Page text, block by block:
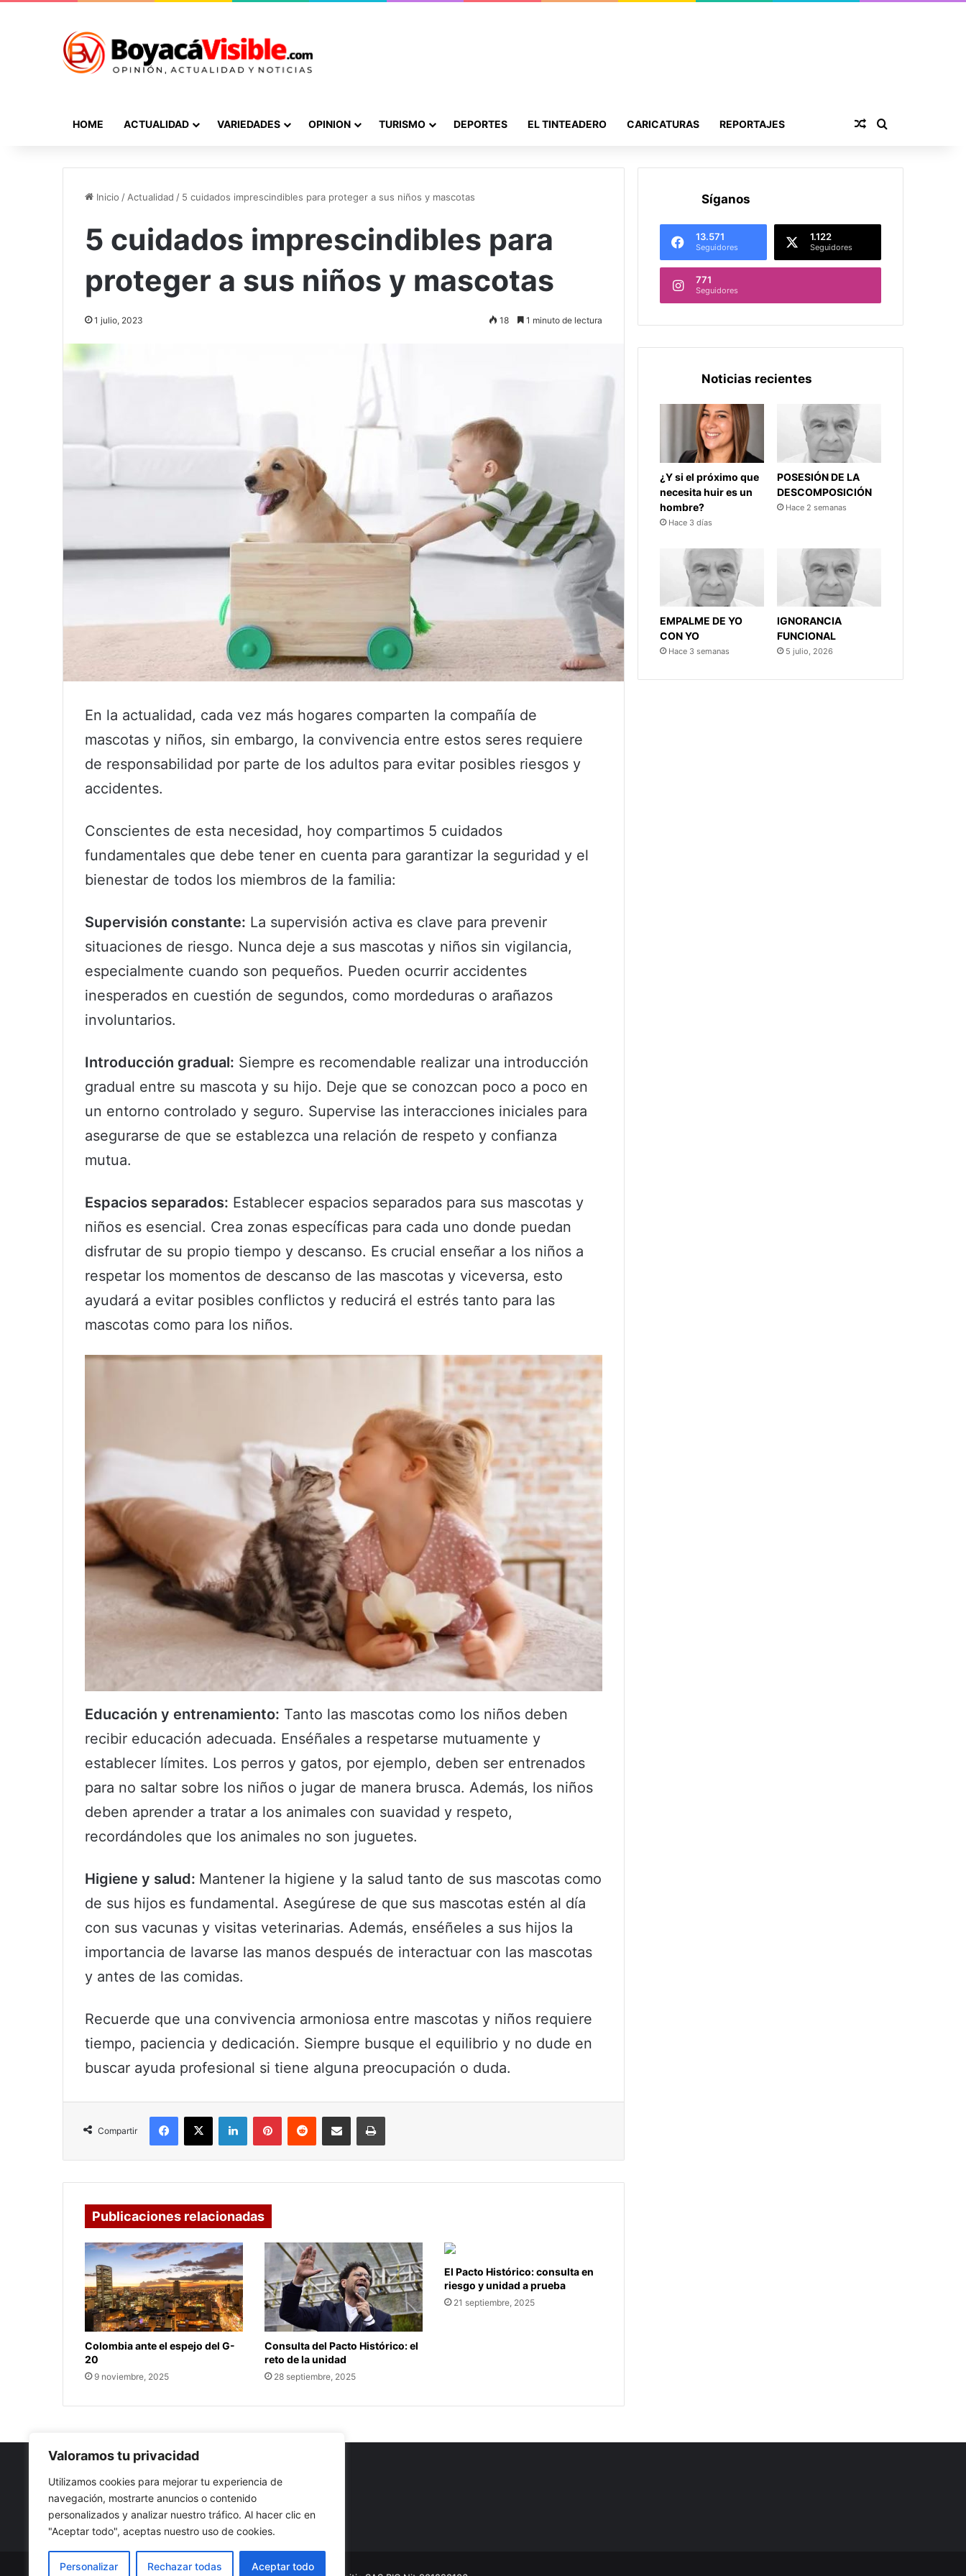
Valoramos tu privacidad
Utilizamos cookies para mejorar tu experiencia de
navegación, mostrarte anuncios o contenido
personalizados y analizar nuestro tráfico. Al hacer clic en
"Aceptar todo", aceptas nuestro uso de cookies.
Personalizar Rechazar todas Aceptar todo
HOME ACTUALIDAD VARIEDADES OPINION TURISMO DEPORTES EL TINTEADERO CARICATURAS REPORTAJES Publicación al
Inicio / Actualidad / 5 cuidados imprescindibles para proteger a sus niños y mascotas
5 cuidados imprescindibles para
proteger a sus niños y mascotas
1 julio, 2023 18 1 minuto de lectura
En la actualidad, cada vez más hogares comparten la compañía de
mascotas y niños, sin embargo, la convivencia entre estos seres requiere
de responsabilidad por parte de los adultos para evitar posibles riesgos y
accidentes.
Conscientes de esta necesidad, hoy compartimos 5 cuidados
fundamentales que debe tener en cuenta para garantizar la seguridad y el
bienestar de todos los miembros de la familia:
Supervisión constante: La supervisión activa es clave para prevenir
situaciones de riesgo. Nunca deje a sus mascotas y niños sin vigilancia,
especialmente cuando son pequeños. Pueden ocurrir accidentes
inesperados en cuestión de segundos, como mordeduras o arañazos
involuntarios.
Introducción gradual: Siempre es recomendable realizar una introducción
gradual entre su mascota y su hijo. Deje que se conozcan poco a poco en
un entorno controlado y seguro. Supervise las interacciones iniciales para
asegurarse de que se establezca una relación de respeto y confianza
mutua.
Espacios separados: Establecer espacios separados para sus mascotas y
niños es esencial. Crea zonas específicas para cada uno donde puedan
disfrutar de su propio tiempo y descanso. Es crucial enseñar a los niños a
respetar los momentos de descanso de las mascotas y viceversa, esto
ayudará a evitar posibles conflictos y reducirá el estrés tanto para las
mascotas como para los niños.
Educación y entrenamiento: Tanto las mascotas como los niños deben
recibir educación adecuada. Enséñales a respetarse mutuamente y
establecer límites. Los perros y gatos, por ejemplo, deben ser entrenados
para no saltar sobre los niños o jugar de manera brusca. Además, los niños
deben aprender a tratar a los animales con suavidad y respeto,
recordándoles que los animales no son juguetes.
Higiene y salud: Mantener la higiene y la salud tanto de sus mascotas como
de sus hijos es fundamental. Asegúrese de que sus mascotas estén al día
con sus vacunas y visitas veterinarias. Además, enséñeles a sus hijos la
importancia de lavarse las manos después de interactuar con las mascotas
y antes de las comidas.
Recuerde que una convivencia armoniosa entre mascotas y niños requiere
tiempo, paciencia y dedicación. Siempre busque el equilibrio y no dude en
buscar ayuda profesional si tiene alguna preocupación o duda.
Compartir
Facebook
X LinkedInPinterestReddit Compartir por correo electrónicoImprimir
Publicaciones relacionadas
Colombia ante el espejo del G-
20
9 noviembre, 2025
Consulta del Pacto Histórico: el
reto de la unidad
28 septiembre, 2025
El Pacto Histórico: consulta en
riesgo y unidad a prueba
21 septiembre, 2025
Síganos
13.571
Seguidores
1.122
Seguidores
771
Seguidores
Noticias recientes
¿Y si el próximo que
necesita huir es un
hombre?
Hace 3 días
POSESIÓN DE LA
DESCOMPOSICIÓN
Hace 2 semanas
EMPALME DE YO
CON YO
Hace 3 semanas
IGNORANCIA
FUNCIONAL
5 julio, 2026
Nuestro propósito: Compartir opinión, actualidad y noticias
con la mejor calidad y sin censura.